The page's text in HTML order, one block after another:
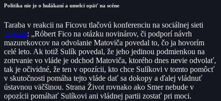
Politika nie je o hulákaní a umelci opäť na scéne
Taraba v reakcii na Ficovu tlačovú konferenciu na sociálnej sieti
uviedol: „Róbert Fico na otázku novinárov, či podporí návrh
mazurekovcov na odvolanie Matoviča povedal to, čo ja hovorím
celé leto. Ak totiž Sulík povedal, že jeho jedinou podmienkou na
zotrvanie vo vláde je odchod Matoviča, ktorého dnes nevie odvolať,
tak je očividné, že ten v opozícii, kto chce Sulíkovi v tomto pomôcť
v skutočnosti pomáha tejto vláde dať sa dokopy a ďalej vládnuť
ústavnou väčšinou. Strana Život rovnako ako Smer nebude v
opozícii pomáhať Sulíkovi ani vládnej partii zostať pri moci.